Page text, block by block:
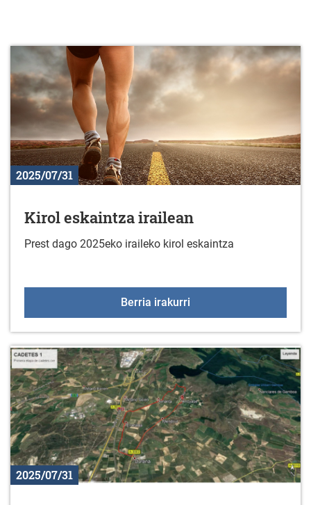
2025/07/31
Kirol eskaintza irailean
Prest dago 2025eko iraileko kirol eskaintza
Berria irakurri
2025/07/31